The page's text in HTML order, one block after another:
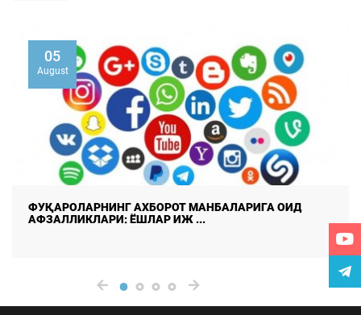
02
August
Умуммиллий бирдамлик: тараққиётнинг мустаҳкам
пойдевори